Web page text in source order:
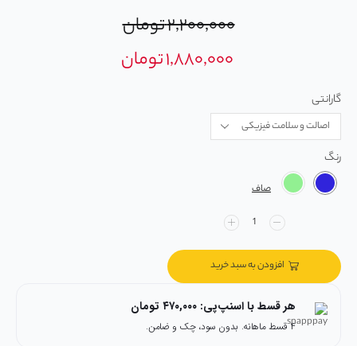
۲,۲۰۰,۰۰۰تومان
۱,۸۸۰,۰۰۰تومان
گارانتی
رنگ
صاف
افزودن به سبد خرید
هر قسط با اسنپ‌پی: ۴۷۰,۰۰۰ تومان
۴ قسط ماهانه. بدون سود، چک و ضامن.